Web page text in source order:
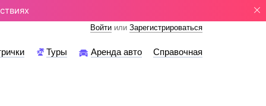
Войти или Зарегистрироваться
Туры Аренда авто Справочная